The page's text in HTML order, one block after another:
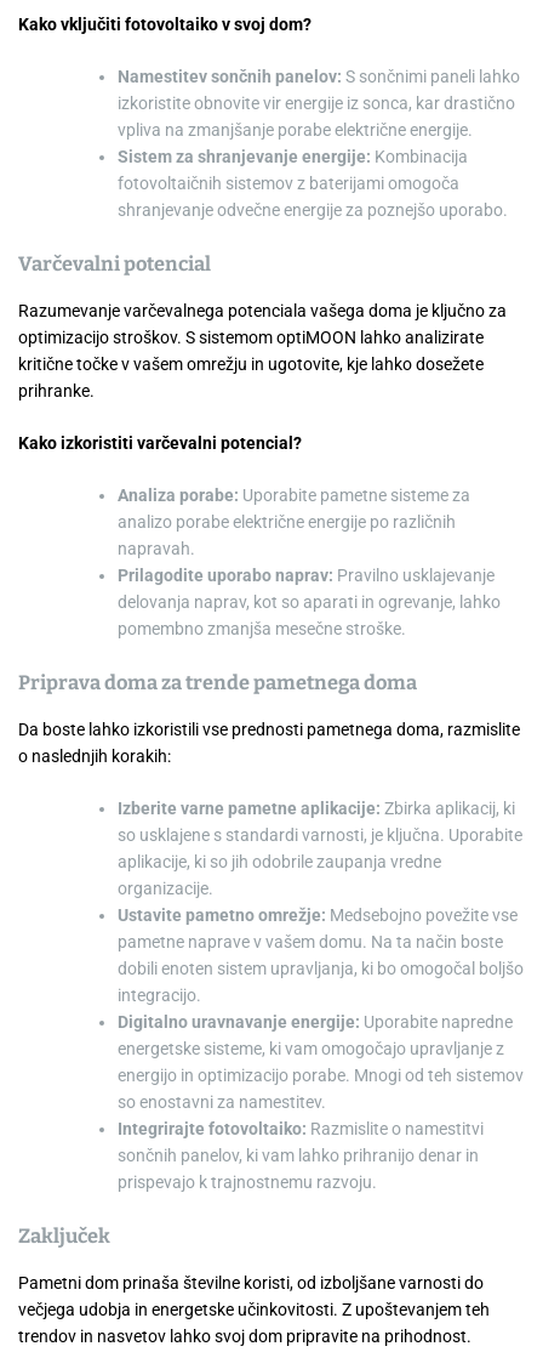
Kako vključiti fotovoltaiko v svoj dom?
Namestitev sončnih panelov: S sončnimi paneli lahko
izkoristite obnovite vir energije iz sonca, kar drastično
vpliva na zmanjšanje porabe električne energije.
Sistem za shranjevanje energije: Kombinacija
fotovoltaičnih sistemov z baterijami omogoča
shranjevanje odvečne energije za poznejšo uporabo.
Varčevalni potencial
Razumevanje varčevalnega potenciala vašega doma je ključno za
optimizacijo stroškov. S sistemom optiMOON lahko analizirate
kritične točke v vašem omrežju in ugotovite, kje lahko dosežete
prihranke.
Kako izkoristiti varčevalni potencial?
Analiza porabe: Uporabite pametne sisteme za
analizo porabe električne energije po različnih
napravah.
Prilagodite uporabo naprav: Pravilno usklajevanje
delovanja naprav, kot so aparati in ogrevanje, lahko
pomembno zmanjša mesečne stroške.
Priprava doma za trende pametnega doma
Da boste lahko izkoristili vse prednosti pametnega doma, razmislite
o naslednjih korakih:
Izberite varne pametne aplikacije: Zbirka aplikacij, ki
so usklajene s standardi varnosti, je ključna. Uporabite
aplikacije, ki so jih odobrile zaupanja vredne
organizacije.
Ustavite pametno omrežje: Medsebojno povežite vse
pametne naprave v vašem domu. Na ta način boste
dobili enoten sistem upravljanja, ki bo omogočal boljšo
integracijo.
Digitalno uravnavanje energije: Uporabite napredne
energetske sisteme, ki vam omogočajo upravljanje z
energijo in optimizacijo porabe. Mnogi od teh sistemov
so enostavni za namestitev.
Integrirajte fotovoltaiko: Razmislite o namestitvi
sončnih panelov, ki vam lahko prihranijo denar in
prispevajo k trajnostnemu razvoju.
Zaključek
Pametni dom prinaša številne koristi, od izboljšane varnosti do
večjega udobja in energetske učinkovitosti. Z upoštevanjem teh
trendov in nasvetov lahko svoj dom pripravite na prihodnost.